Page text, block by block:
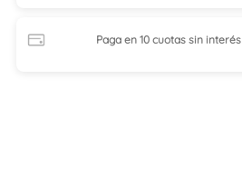
Paga en 10 cuotassin interés